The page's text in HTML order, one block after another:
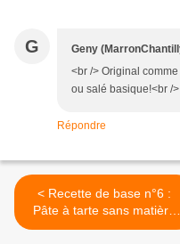
G Geny
<br /> Original
ou salé basique!<br />
Répondre
< Recette de base n°6 :
Pâte à tarte sans matière
grasse